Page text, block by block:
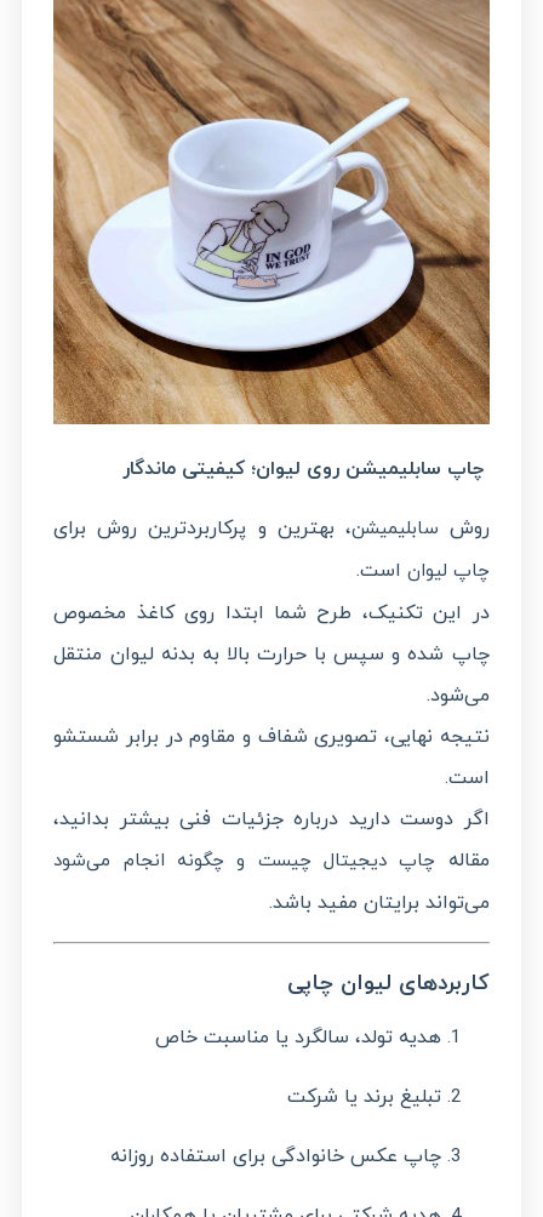
چاپ سابلیمیشن روی لیوان؛ کیفیتی ماندگار
روش سابلیمیشن، بهترین و پرکاربردترین روش برای
چاپ لیوان است.
در این تکنیک، طرح شما ابتدا روی کاغذ مخصوص
چاپ شده و سپس با حرارت بالا به بدنه لیوان منتقل
می‌شود.
نتیجه نهایی، تصویری شفاف و مقاوم در برابر شستشو
است.
اگر دوست دارید درباره جزئیات فنی بیشتر بدانید،
مقاله چاپ دیجیتال چیست و چگونه انجام می‌شود
می‌تواند برایتان مفید باشد.
کاربردهای لیوان چاپی
هدیه تولد، سالگرد یا مناسبت خاص
تبلیغ برند یا شرکت
چاپ عکس خانوادگی برای استفاده روزانه